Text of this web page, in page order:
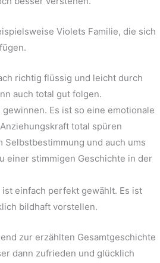
Violets Familie, die sich
richtig flüssig und leicht durch
auch total gut folgen.
Es ist so eine emotionale
total spüren
Selbstbestimmung und auch ums
einer stimmigen Geschichte in der
einfach perfekt gewählt. Es ist
bildhaft vorstellen.
zur erzählten Gesamtgeschichte
dann zufrieden und glücklich